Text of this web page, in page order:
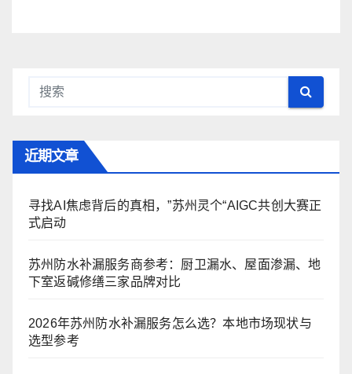
近期文章
寻找AI焦虑背后的真相，”苏州灵个“AIGC共创大赛正
式启动
苏州防水补漏服务商参考：厨卫漏水、屋面渗漏、地
下室返碱修缮三家品牌对比
2026年苏州防水补漏服务怎么选？本地市场现状与
选型参考